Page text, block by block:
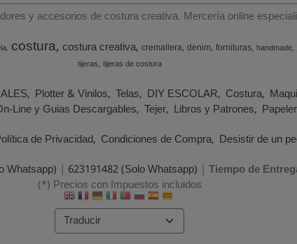
y accesorios de costura creativa. Mercería online
costura costura creativa cremallera denim fornituras handmade
tijeras tijeras de costura
Plotter & Vinilos Telas DIY ESCOLAR Costura
Line y Guias Descargables Tejer Libros y Patrones
de Privacidad Condiciones de Compra Desistir de un
Whatsapp) | 623191482 (Solo Whatsapp) | Tiempo de
(*) Precios con Impuestos incluidos